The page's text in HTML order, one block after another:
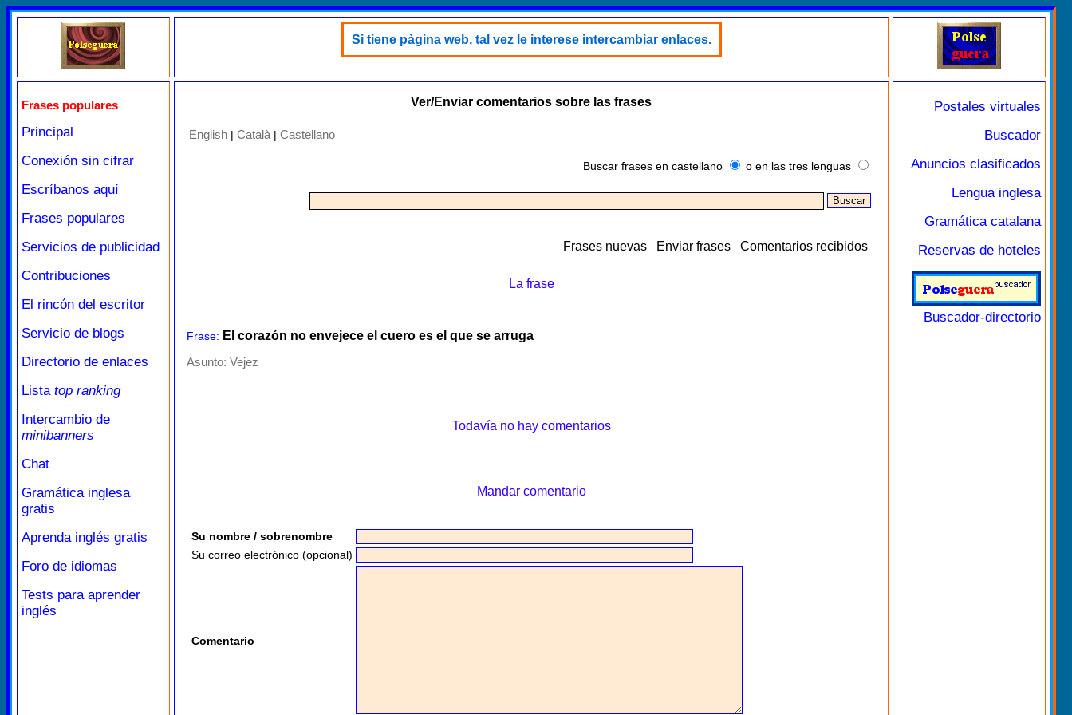
Si tiene pàgina web, tal vez le interese intercambiar enlaces.
Frases populares
Principal
Conexión sin cifrar
Escríbanos aquí
Frases populares
Servicios de publicidad
Contribuciones
El rincón del escritor
Servicio de blogs
Directorio de enlaces
Lista top ranking
Intercambio de
minibanners
Chat
Gramática inglesa
gratis
Aprenda inglés gratis
Foro de idiomas
Tests para aprender
inglés
Ver/Enviar comentarios sobre las frases
English | Català| Castellano
Buscar frases en castellano o en las tres lenguas
Frases nuevas Enviar frases Comentarios recibidos
La frase
Frase: El corazón no envejece el cuero es el que se arruga
Asunto: Vejez
Todavía no hay comentarios
Mandar comentario
Su nombre / sobrenombre
Su correo electrónico (opcional)
Comentario
Postales virtuales
Buscador
Anuncios clasificados
Lengua inglesa
Gramática catalana
Reservas de hoteles
Buscador-directorio